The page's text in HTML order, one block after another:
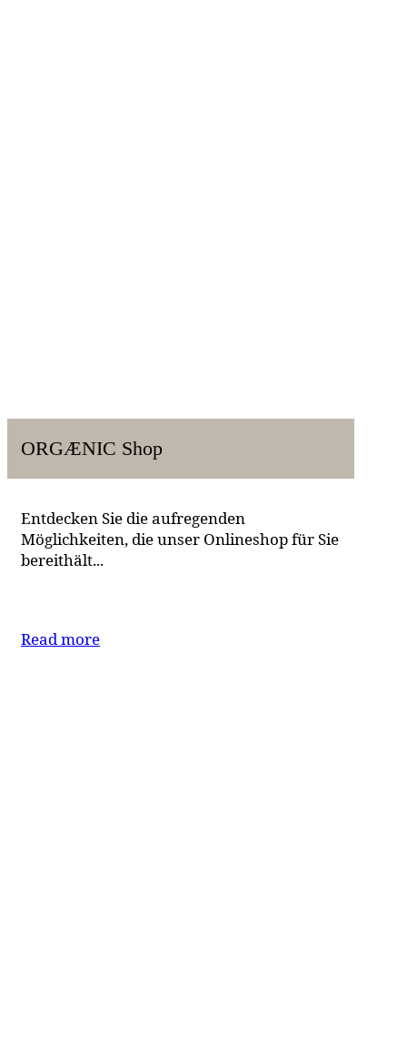
ORGÆNIC Shop
Entdecken Sie die aufregenden
Möglichkeiten, die unser Onlineshop für Sie
bereithält...
Read more